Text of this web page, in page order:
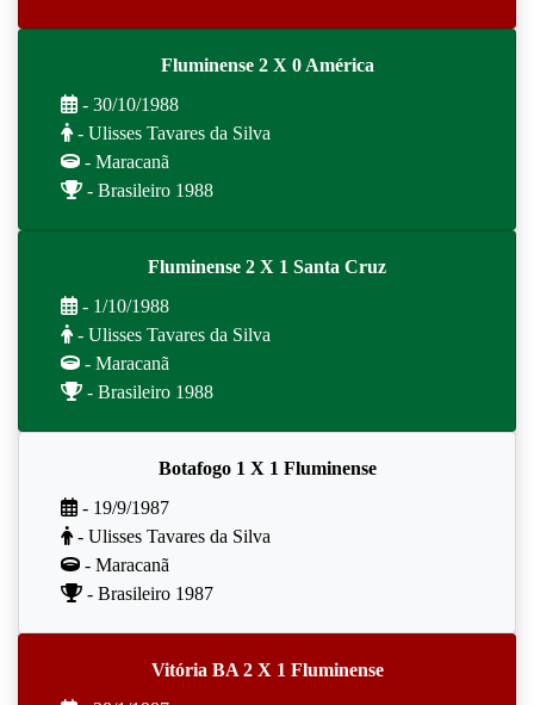
Fluminense 2 X 0 América
- 30/10/1988
- Ulisses Tavares da Silva
- Maracanã
- Brasileiro 1988
Fluminense 2 X 1 Santa Cruz
- 1/10/1988
- Ulisses Tavares da Silva
- Maracanã
- Brasileiro 1988
Botafogo 1 X 1 Fluminense
- 19/9/1987
- Ulisses Tavares da Silva
- Maracanã
- Brasileiro 1987
Vitória BA 2 X 1 Fluminense